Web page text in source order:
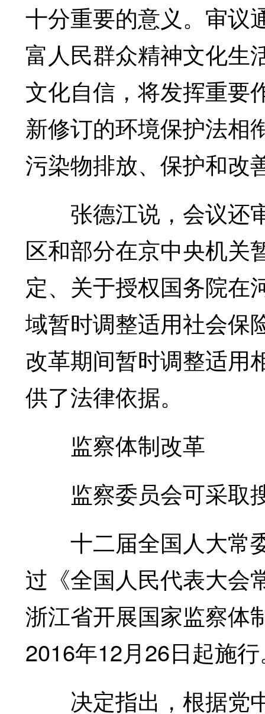
十分重要的意义。审议
富人民群众精神文化生
文化自信，将发挥重要
新修订的环境保护法相
污染物排放、保护和改
张德江说，会议还
区和部分在京中央机关
定、关于授权国务院在
域暂时调整适用社会保
改革期间暂时调整适用
供了法律依据。
监察体制改革
监察委员会可采取
十二届全国人大常
过《全国人民代表大会
浙江省开展国家监察体
2016年12月26日起施
决定指出，根据党